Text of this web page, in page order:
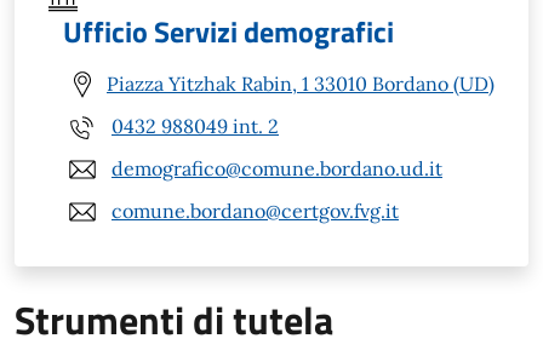
Ufficio Servizi demografici
Piazza Yitzhak Rabin, 1 33010 Bordano (UD)
0432 988049 int. 2
demografico@comune.bordano.ud.it
comune.bordano@certgov.fvg.it
Strumenti di tutela